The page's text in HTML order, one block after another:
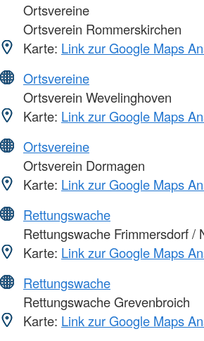
Ortsvereine
Ortsverein Rommerskirchen
Karte: Link zur Google Maps
Ortsvereine
Ortsverein Wevelinghoven
Karte: Link zur Google Maps
Ortsvereine
Ortsverein Dormagen
Karte: Link zur Google Maps
Rettungswache
Rettungswache Frimmersdorf /
Karte: Link zur Google Maps
Rettungswache
Rettungswache Grevenbroich
Karte: Link zur Google Maps